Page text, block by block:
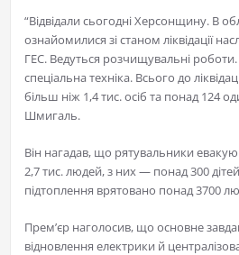
“Відвідали сьогодні Херсонщину. В
ознайомилися зі станом ліквідації
ГЕС.️ Ведуться розчищувальні
спеціальна техніка. Всього до
більш ніж 1,4 тис. осіб та понад 124
Шмигаль.
Він нагадав, що рятувальники
2,7 тис. людей, з них — понад 300
підтоплення врятовано понад 3700
Прем’єр наголосив, що основне
відновлення електрики й